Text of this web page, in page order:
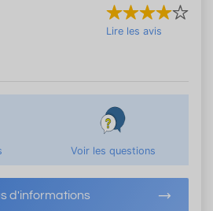
Lire les avis
Voir les questions
d'informations